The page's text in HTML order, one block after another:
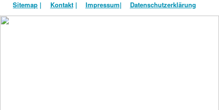
Sitemap | Kontakt| Impressum| Datenschutzerklärung